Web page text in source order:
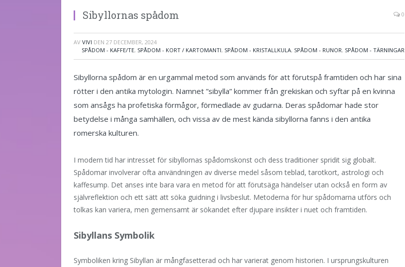
Sibyllornas spådom 0
AV VIVI DEN 27 DECEMBER, 2024
SPÅDOM - KAFFE/TE, SPÅDOM - KORT / KARTOMANTI, SPÅDOM - KRISTALLKULA, SPÅDOM - RUNOR, SPÅDOM - TÄRNINGAR
Sibyllorna spådom är en urgammal metod som används för att förutspå framtiden och har sina
rötter i den antika mytologin. Namnet ”sibylla” kommer från grekiskan och syftar på en kvinna
som ansågs ha profetiska förmågor, förmedlade av gudarna. Deras spådomar hade stor
betydelse i många samhällen, och vissa av de mest kända sibyllorna fanns i den antika
romerska kulturen.
I modern tid har intresset för sibyllornas spådomskonst och dess traditioner spridit sig globalt.
Spådomar involverar ofta användningen av diverse medel såsom teblad, tarotkort, astrologi och
kaffesump. Det anses inte bara vara en metod för att förutsäga händelser utan också en form av
självreflektion och ett sätt att söka guidning i livsbeslut. Metoderna för hur spådomarna utförs och
tolkas kan variera, men gemensamt är sökandet efter djupare insikter i nuet och framtiden.
Sibyllans Symbolik
Symboliken kring Sibyllan är mångfasetterad och har varierat genom historien. I ursprungskulturen